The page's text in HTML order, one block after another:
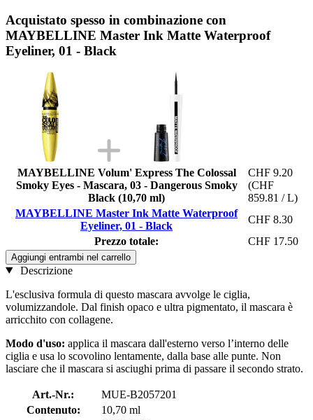
Acquistato spesso in combinazione con
MAYBELLINE Master Ink Matte Waterproof
Eyeliner, 01 - Black
MAYBELLINE Volum' Express The Colossal
Smoky Eyes - Mascara, 03 - Dangerous Smoky
Black (10,70 ml)
CHF 9.20
(CHF
859.81 / L)
MAYBELLINE Master Ink Matte Waterproof
Eyeliner, 01 - Black
CHF 8.30
Prezzo totale:
CHF 17.50
Aggiungi entrambi nel carrello
Descrizione
L'esclusiva formula di questo mascara avvolge le ciglia,
volumizzandole. Dal finish opaco e ultra pigmentato, il mascara è
arricchito con collagene.
Modo d'uso: applica il mascara dall'esterno verso l’interno delle
ciglia e usa lo scovolino lentamente, dalla base alle punte. Non
lasciare che il mascara si asciughi prima di passare il secondo strato.
Art.-Nr.:
MUE-B2057201
Contenuto:
10,70 ml